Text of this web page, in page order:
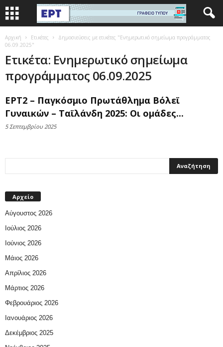
Αρχική Ετικέτες
Δημοσιεύσεις με ετικέτες "Ενημερωτικό σημείωμα προγράμματος
06.09.2025"
Ετικέτα: Ενημερωτικό σημείωμα
προγράμματος 06.09.2025
ΕΡΤ2 – Παγκόσμιο Πρωτάθλημα Βόλεϊ
Γυναικών – Ταϊλάνδη 2025: Οι ομάδες...
5 Σεπτεμβρίου 2025
Αρχείο
Αύγουστος 2026
Ιούλιος 2026
Ιούνιος 2026
Μάιος 2026
Απρίλιος 2026
Μάρτιος 2026
Φεβρουάριος 2026
Ιανουάριος 2026
Δεκέμβριος 2025